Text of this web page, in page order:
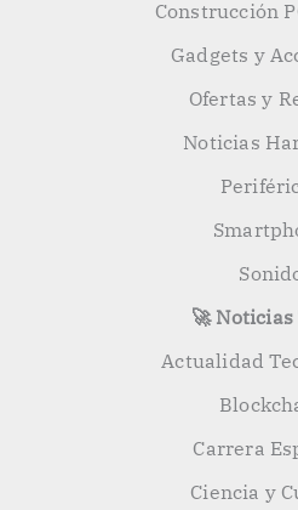
Construcción
Gadgets y
Ofertas y
Noticias
🚀 Noticias
Actualidad
Carrera
Ciencia y